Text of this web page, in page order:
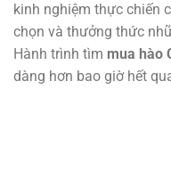
kinh nghiệm thực chiến
chọn và thưởng thức
Hành trình tìm mua hào
dàng hơn bao giờ hết